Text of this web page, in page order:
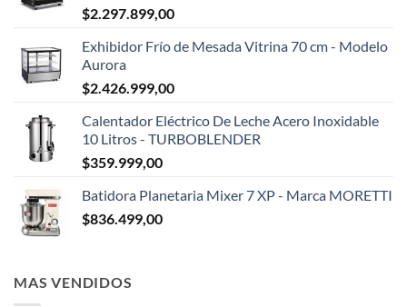
$2.297.899,00
Exhibidor Frío de Mesada Vitrina 70 cm - Modelo
Aurora
$2.426.999,00
Calentador Eléctrico De Leche Acero Inoxidable
10 Litros - TURBOBLENDER
$359.999,00
Batidora Planetaria Mixer 7 XP - Marca MORETTI
$836.499,00
MAS VENDIDOS